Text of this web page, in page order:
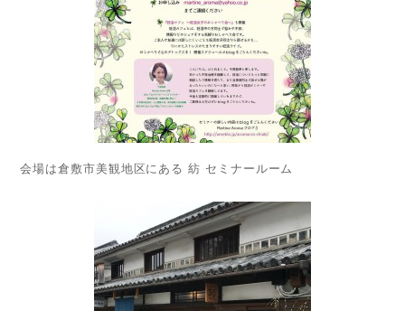
会場は倉敷市美観地区にある 紡 セミナールーム